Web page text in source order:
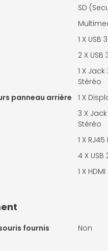
SD
1 X USB
2 X USB
1 X Jack
Stéréo
panneau arrière
1 X
3 X
Stéréo
1 X RJ45
4 X USB
1 X
fournis Non